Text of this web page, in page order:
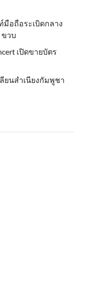
อถือระเบิดกลาง
ขวบ
เปิดขายบัตร
ยนสำเนียงกัมพูชา